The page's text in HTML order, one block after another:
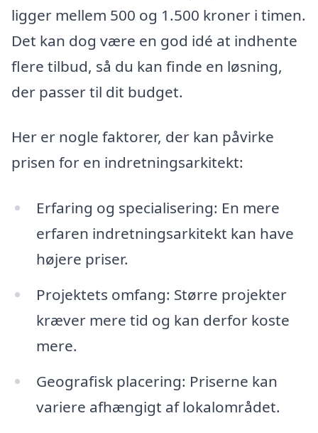
ligger mellem 500 og 1.500 kroner i timen.
Det kan dog være en god idé at indhente
flere tilbud, så du kan finde en løsning,
der passer til dit budget.
Her er nogle faktorer, der kan påvirke
prisen for en indretningsarkitekt:
Erfaring og specialisering: En mere
erfaren indretningsarkitekt kan have
højere priser.
Projektets omfang: Større projekter
kræver mere tid og kan derfor koste
mere.
Geografisk placering: Priserne kan
variere afhængigt af lokalområdet.